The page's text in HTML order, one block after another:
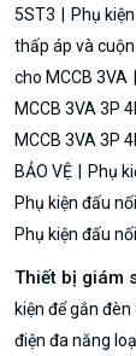
5ST3
Phụ
thấp áp và
cho MCCB 3VA
MCCB 3VA 3P
MCCB 3VA 3P
BẢO VỆ
Phụ
Phụ kiện đấu
Phụ kiện đấu
Thiết bị giám
kiện để gắn đèn
điện đa năng